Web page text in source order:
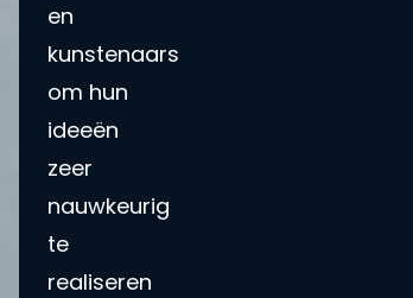
en
kunstenaars
om hun
ideeën
zeer
nauwkeurig
te
realiseren